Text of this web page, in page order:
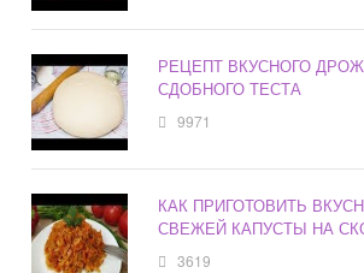
РЕЦЕПТ ВКУСНОГО
СДОБНОГО ТЕСТА
9971
КАК ПРИГОТОВИТЬ
СВЕЖЕЙ КАПУСТЫ НА
3619